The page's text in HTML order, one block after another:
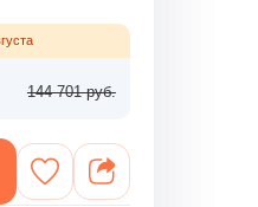
144 701 руб.